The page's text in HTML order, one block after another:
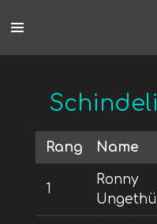
Hauptinhalt
springen
Rang Name
1
Ronny